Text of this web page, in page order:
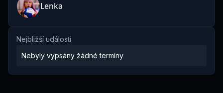
Lenka
Nejbližší události
Nebyly vypsány žádné termíny